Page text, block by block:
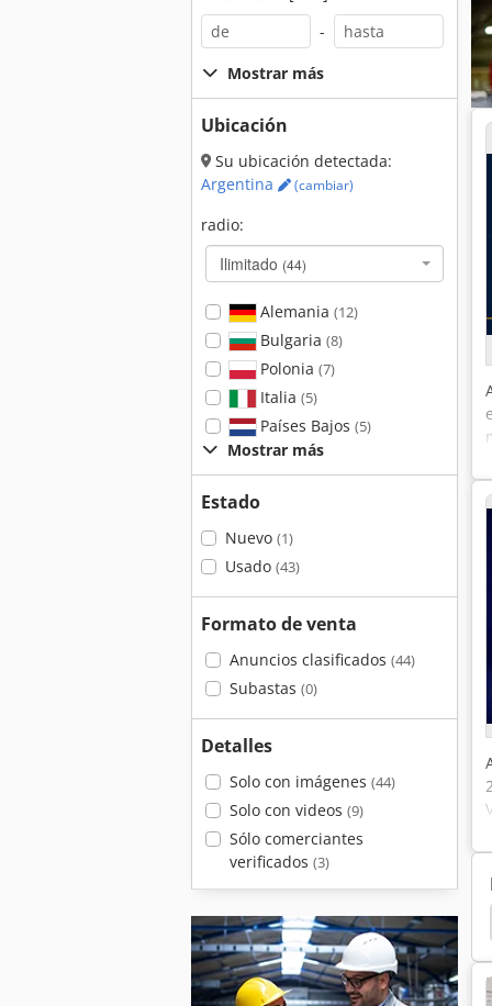
-
Mostrar más
Ubicación
Su ubicación detectada:
Argentina
(cambiar)
radio:
Ilimitado (44)
Alemania (12)
Bulgaria (8)
Polonia (7)
Italia (5)
Países Bajos (5)
Mostrar más
Estado
Nuevo (1)
Usado (43)
Formato de venta
Anuncios clasificados (44)
Subastas (0)
Detalles
Solo con imágenes (44)
Solo con videos (9)
Sólo comerciantes
verificados (3)
Troquelado Bobst Fuego